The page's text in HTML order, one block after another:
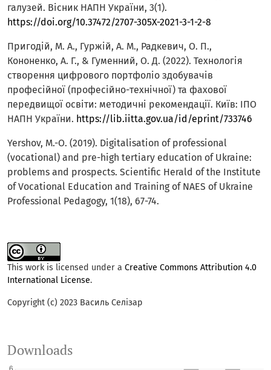
галузей. Вісник НАПН України, 3(1).
https://doi.org/10.37472/2707-305X-2021-3-1-2-8
Пригодій, М. А., Гуржій, А. М., Радкевич, О. П.,
Кононенко, А. Г., & Гуменний, О. Д. (2022). Технологія
створення цифрового портфоліо здобувачів
професійної (професійно-технічної) та фахової
передвищої освіти: методичні рекомендації. Київ: ІПО
НАПН України. https://lib.iitta.gov.ua/id/eprint/733746
Yershov, M.-O. (2019). Digitalisation of professional
(vocational) and pre-high tertiary education of Ukraine:
problems and prospects. Scientific Herald of the Institute
of Vocational Education and Training of NAES of Ukraine
Professional Pedagogy, 1(18), 67-74.
This work is licensed under a Creative Commons Attribution 4.0
International License.
Copyright (c) 2023 Василь Селізар
Downloads